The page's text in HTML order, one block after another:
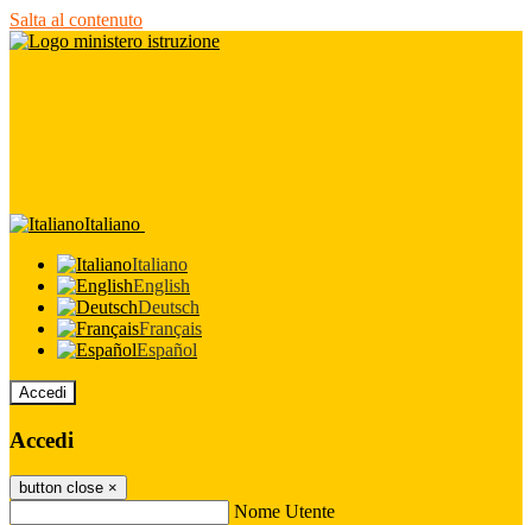
Salta al contenuto
Italiano
Italiano
English
Deutsch
Français
Español
Accedi
Accedi
button close ×
Nome Utente